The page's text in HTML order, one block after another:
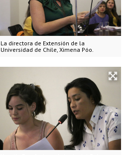
La directora de Extensión de la
Universidad de Chile, Ximena Póo.